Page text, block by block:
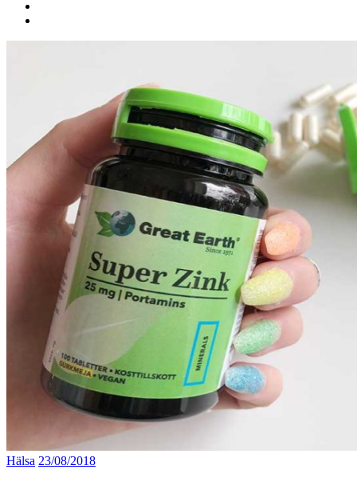
Hälsa 23/08/2018